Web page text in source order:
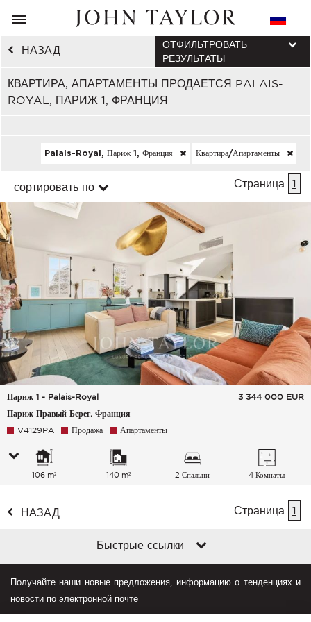
НАЗАД
КВАРТИРА, АПАРТАМЕНТЫ ПРОДАЕТСЯ PALAIS-
ROYAL, ПАРИЖ 1, ФРАНЦИЯ
ОТФИЛЬТРОВАТЬ
РЕЗУЛЬТАТЫ
Palais-Royal, Париж 1, Франция Квартира/апартаменты
сортировать по Страница 1
Париж 1 - Palais-Royal
Париж Правый Берег, Франция
3 344 000 EUR
V4129PA Продажа Апартаменты
106 m² 140 m² 2 Спальни 4 Комнаты
НАЗАД Страница 1
Быстрые ссылки
Получайте наши новые предложения, информацию о тенденциях и
новости по электронной почте